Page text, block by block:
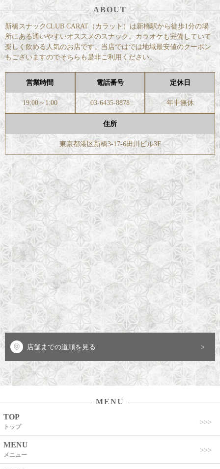
ABOUT
新橋スナックCLUB CARAT（カラット）は新橋駅から徒歩1分の場
所にある通いやすいオススメのスナック。カラオケも完備していて
楽しく飲める人気のお店です。当店ではでは地域最安値のクーポン
もございますのでそちらも是非ご利用ください。
営業時間
19:00～1:00
電話番号
03-6435-8878
定休日
年中無休
住所
東京都港区新橋3-17-6田川ビル3F
店舗までの道順を見る
MENU
TOP
トップ
MENU
メニュー